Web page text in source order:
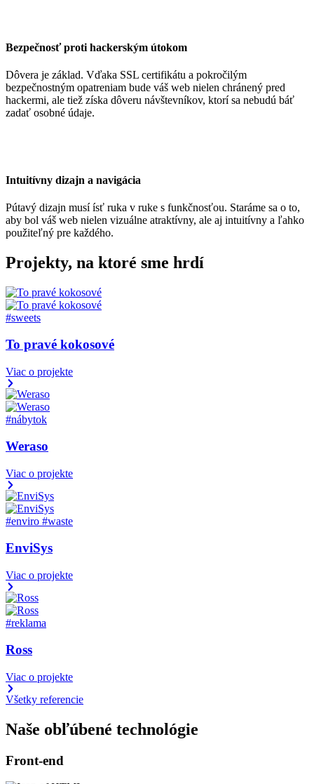
Bezpečnosť proti hackerským útokom
Dôvera je základ. Vďaka SSL certifikátu a pokročilým
bezpečnostným opatreniam bude váš web nielen chránený pred
hackermi, ale tiež získa dôveru návštevníkov, ktorí sa nebudú báť
zadať osobné údaje.
Intuitívny dizajn a navigácia
Pútavý dizajn musí ísť ruka v ruke s funkčnosťou. Staráme sa o to,
aby bol váš web nielen vizuálne atraktívny, ale aj intuitívny a ľahko
použiteľný pre každého.
Projekty, na ktoré sme hrdí
#sweets
To pravé kokosové
Viac o projekte
#nábytok
Weraso
Viac o projekte
#enviro #waste
EnviSys
Viac o projekte
#reklama
Ross
Viac o projekte
Všetky referencie
Naše obľúbené technológie
Front-end